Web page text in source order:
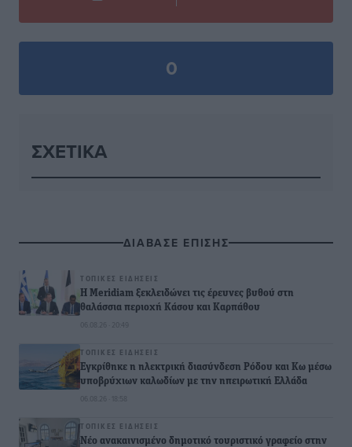
0
ΣΧΕΤΙΚΆ
ΔΙΑΒΑΣΕ ΕΠΙΣΗΣ
ΤΟΠΙΚΈΣ ΕΙΔΉΣΕΙΣ
Η Meridiam ξεκλειδώνει τις έρευνες βυθού στη
θαλάσσια περιοχή Κάσου και Καρπάθου
06.08.26 · 20:49
ΤΟΠΙΚΈΣ ΕΙΔΉΣΕΙΣ
Εγκρίθηκε η ηλεκτρική διασύνδεση Ρόδου και Κω μέσω
υποβρύχιων καλωδίων με την ηπειρωτική Ελλάδα
ΤΟΠΙΚΈΣ ΕΙΔΉΣΕΙΣ
Νέο ανακαινισμένο δημοτικό τουριστικό γραφείο στην